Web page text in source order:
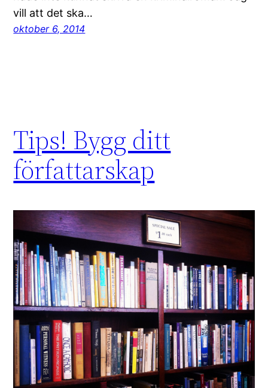
vill att det ska…
oktober 6, 2014
Tips! Bygg ditt
författarskap